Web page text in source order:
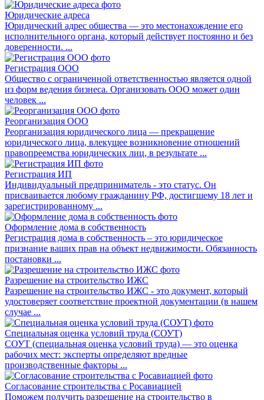
Юридические адреса
Юридический адрес общества — это местонахождение его
исполнительного органа, который действует постоянно и без
доверенности. ...
Регистрация ООО
Общество с ограниченной ответственностью является одной
из форм ведения бизнеса. Организовать ООО может один
человек ...
Реорганизация ООО
Реорганизация юридического лица — прекращение
юридического лица, влекущее возникновение отношений
правопреемства юридических лиц, в результате ...
Регистрация ИП
Индивидуальный предприниматель - это статус. Он
присваивается любому гражданину РФ, достигшему 18 лет и
зарегистрированному ...
Оформление дома в собственность
Регистрация дома в собственность – это юридическое
признание ваших прав на объект недвижимости. Обязанность
постановки ...
Разрешение на строительство ИЖС
Разрешение на строительство ИЖС - это документ, который
удостоверяет соответствие проектной документации (в нашем
случае ...
Специальная оценка условий труда (СОУТ)
СОУТ (специальная оценка условий труда) — это оценка
рабочих мест: эксперты определяют вредные
производственные факторы ...
Согласование строительства с Росавиацией
Поможем получить разрешение на строительство в